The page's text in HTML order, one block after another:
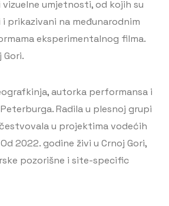
umjetnosti, od kojih su
prikazivani na međunarodnim
eksperimentalnog filma.
Gori.
autorka performansa i
Radila u plesnoj grupi
u projektima vodećih
2022. godine živi u Crnoj Gori,
pozorišne i site-specific